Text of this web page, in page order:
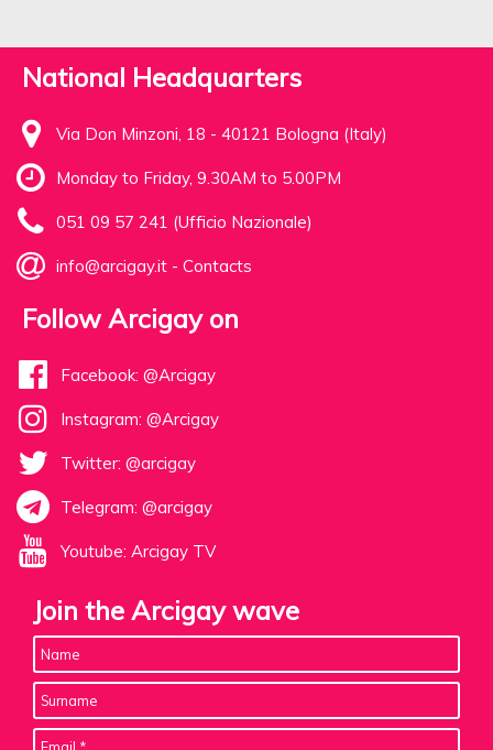
National Headquarters
Via Don Minzoni, 18 - 40121 Bologna (Italy)
Monday to Friday, 9.30AM to 5.00PM
051 09 57 241 (Ufficio Nazionale)
info@arcigay.it - Contacts
Follow Arcigay on
Facebook: @Arcigay
Instagram: @Arcigay
Twitter: @arcigay
Telegram: @arcigay
Youtube: Arcigay TV
Join the Arcigay wave